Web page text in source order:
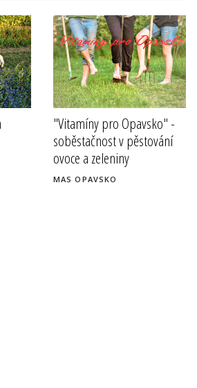
"Vitamíny pro Opavsko" -
soběstačnost v pěstování
ovoce a zeleniny
MAS OPAVSKO